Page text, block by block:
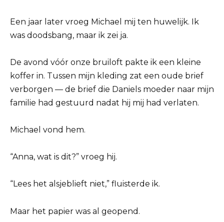
Een jaar later vroeg Michael mij ten huwelijk. Ik
was doodsbang, maar ik zei ja.
De avond vóór onze bruiloft pakte ik een kleine
koffer in. Tussen mijn kleding zat een oude brief
verborgen — de brief die Daniels moeder naar mijn
familie had gestuurd nadat hij mij had verlaten.
Michael vond hem.
“Anna, wat is dit?” vroeg hij.
“Lees het alsjeblieft niet,” fluisterde ik.
Maar het papier was al geopend.